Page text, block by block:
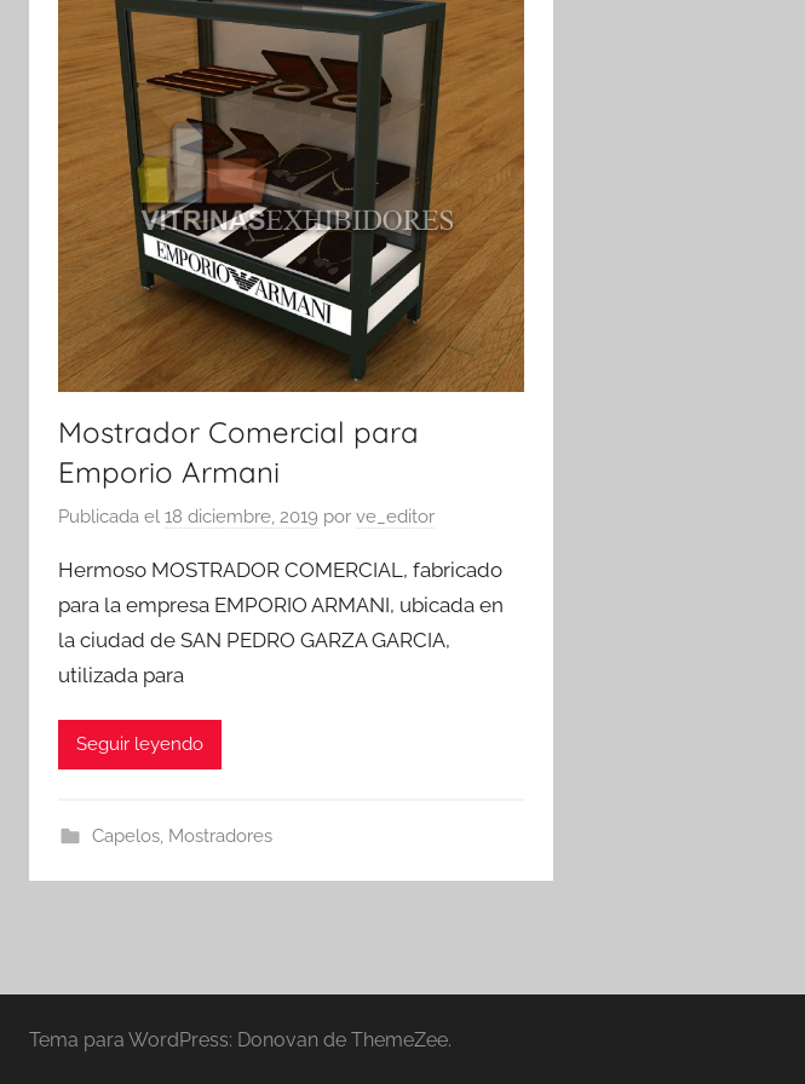
exhibidores
Mostrador Comercial para
Emporio Armani
Publicada el 18 diciembre, 2019 por ve_editor
Hermoso MOSTRADOR COMERCIAL, fabricado
para la empresa EMPORIO ARMANI, ubicada en
la ciudad de SAN PEDRO GARZA GARCIA,
utilizada para
Seguir leyendo
Capelos, Mostradores
Tema para WordPress: Donovan de ThemeZee.